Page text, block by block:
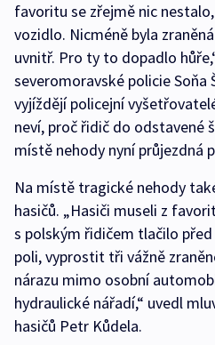
favoritu se zřejmě nic
vozidlo. Nicméně byla
uvnitř. Pro ty to dopadlo
severomoravské policie
vyjíždějí policejní
neví, proč řidič do odstavené
místě nehody nyní průjezdná
Na místě tragické nehody
hasičů. „Hasiči museli z
s polským řidičem tlačilo
poli, vyprostit tři vážně
nárazu mimo osobní
hydraulické nářadí,“ uvedl
hasičů Petr Kůdela.